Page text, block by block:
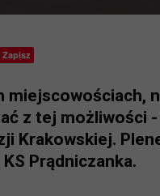
Zapisz
miejscowościach,
z tej możliwości
Krakowskiej.
Prądniczanka.